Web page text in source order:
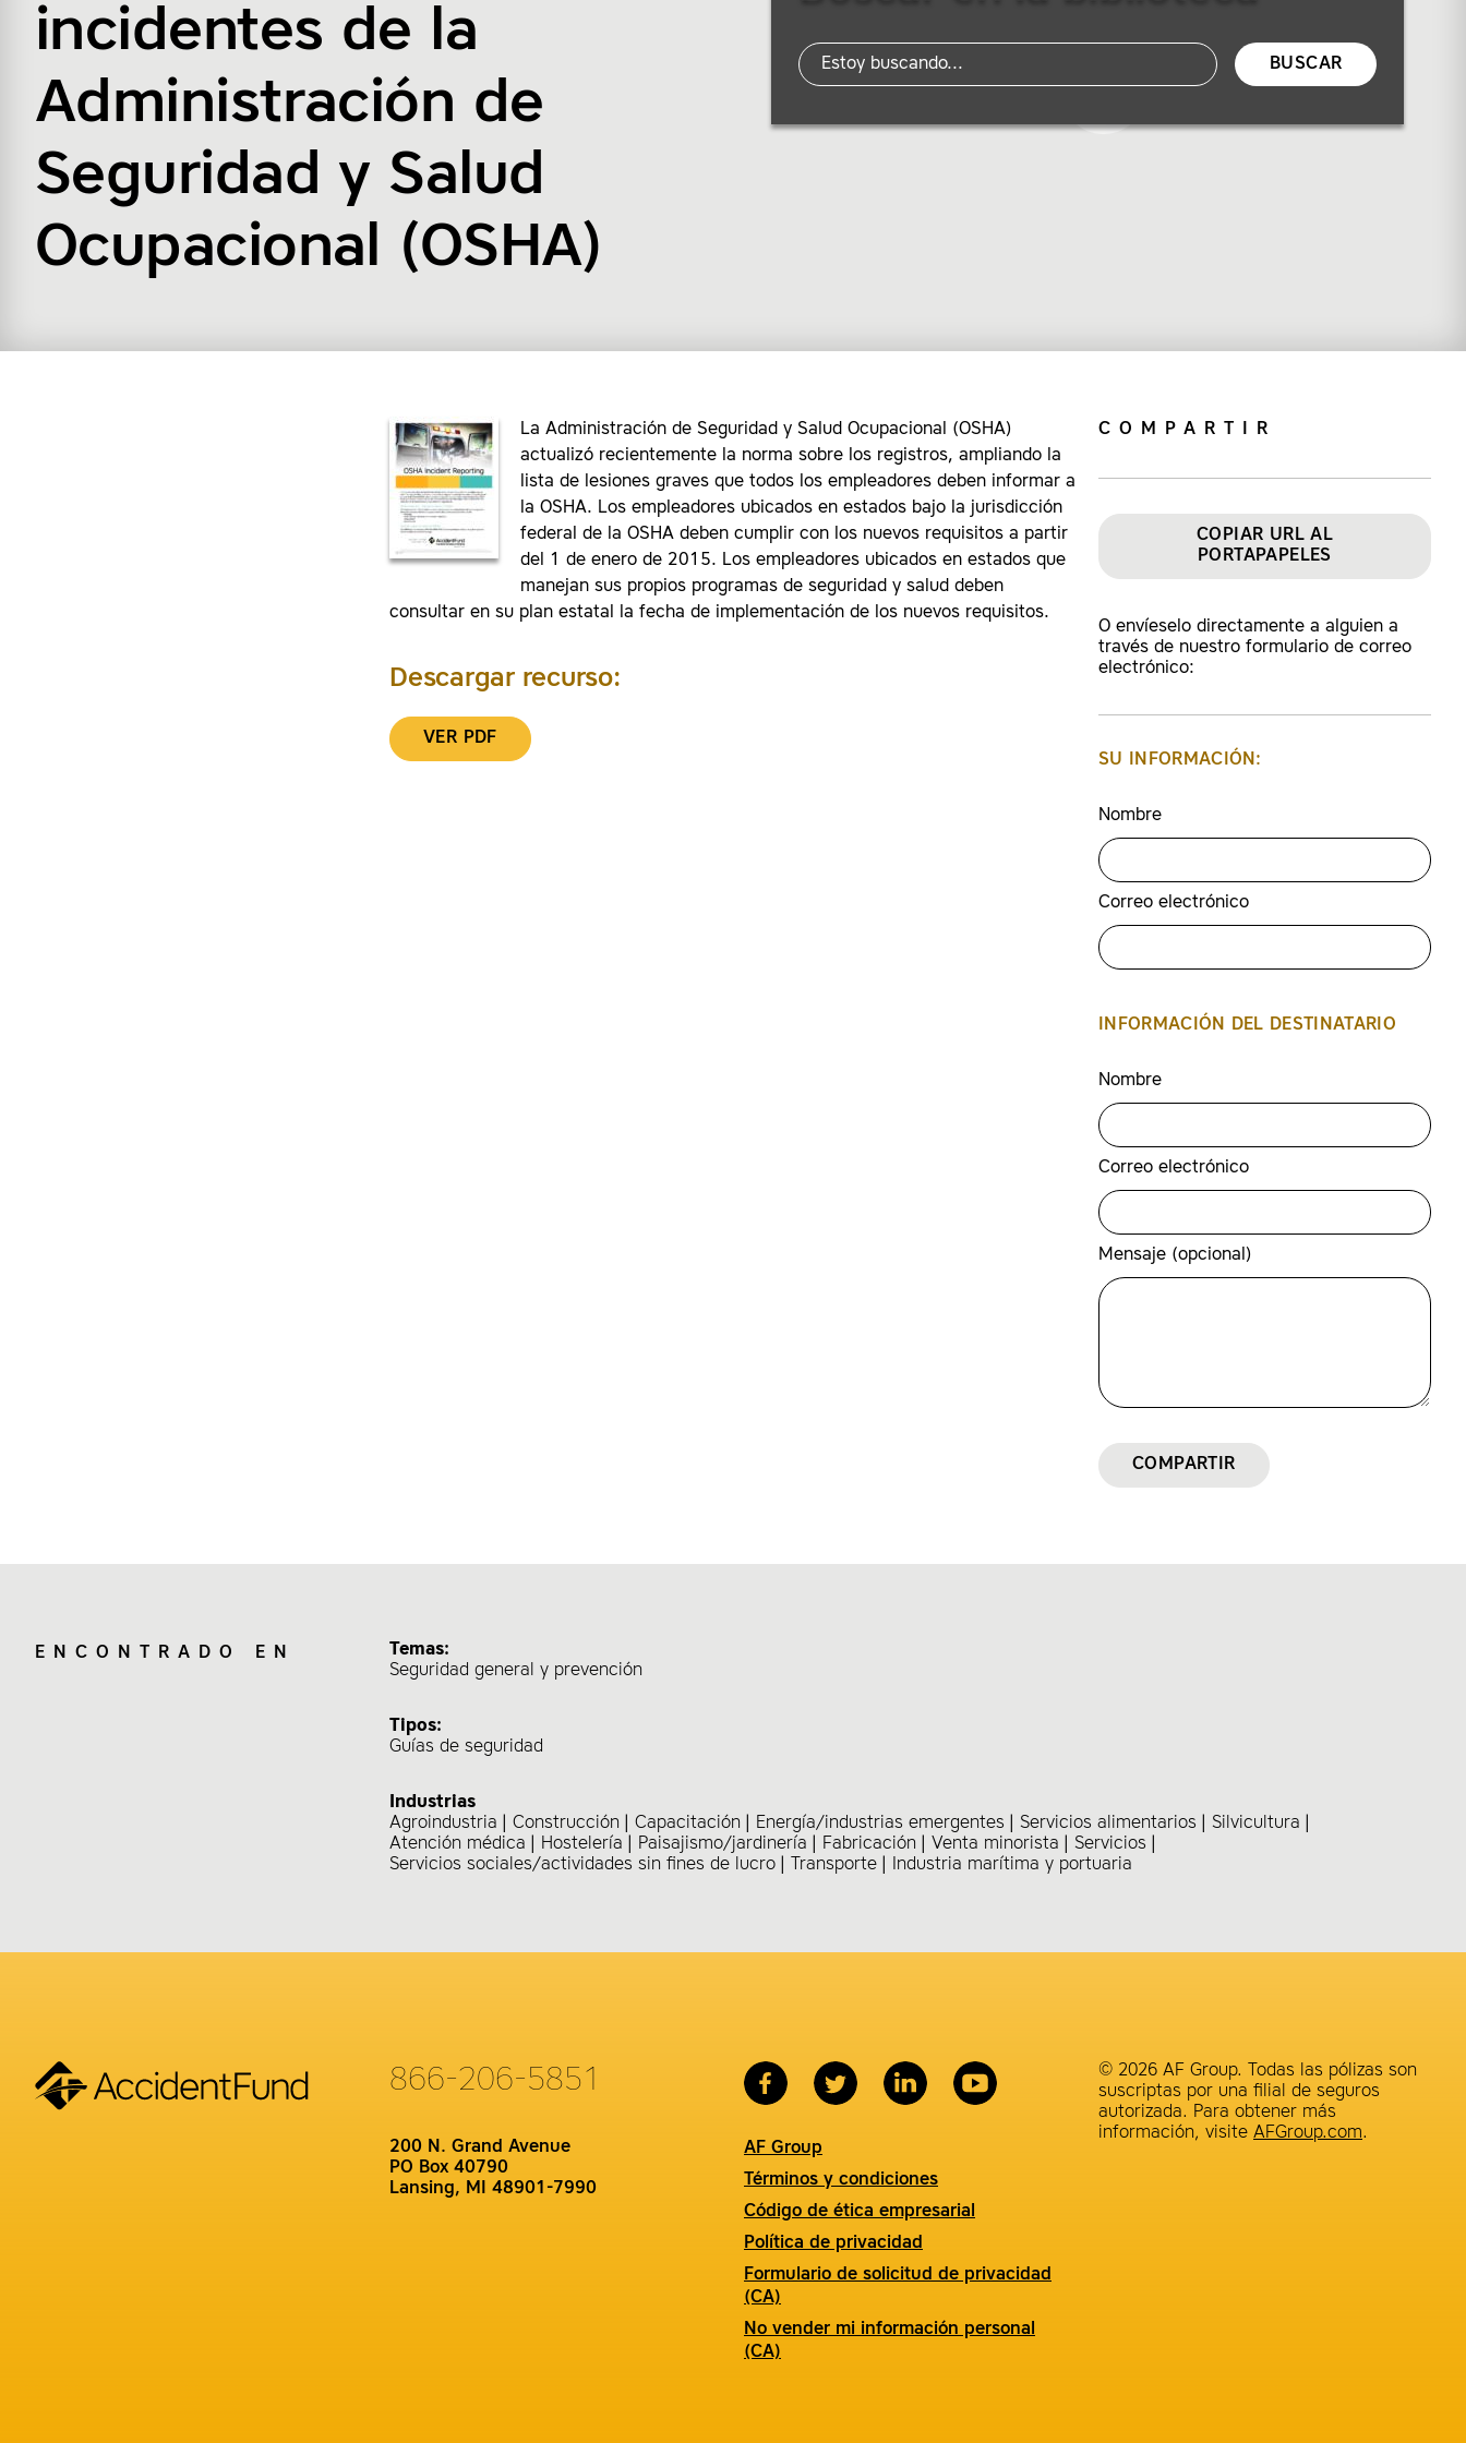
incidentes de la
Administración de
Seguridad y Salud
Ocupacional (OSHA)
BUSCAR
La Administración de Seguridad y Salud Ocupacional (OSHA)
actualizó recientemente la norma sobre los registros, ampliando la
lista de lesiones graves que todos los empleadores deben informar a
la OSHA. Los empleadores ubicados en estados bajo la jurisdicción
federal de la OSHA deben cumplir con los nuevos requisitos a partir
del 1 de enero de 2015. Los empleadores ubicados en estados que
manejan sus propios programas de seguridad y salud deben
consultar en su plan estatal la fecha de implementación de los nuevos requisitos.
Descargar recurso:
VER PDF
COMPARTIR
COPIAR URL AL
PORTAPAPELES
O envíeselo directamente a alguien a
través de nuestro formulario de correo
electrónico:
SU INFORMACIÓN:
Nombre
Correo electrónico
INFORMACIÓN DEL DESTINATARIO
Nombre
Correo electrónico
Mensaje (opcional)
COMPARTIR
ENCONTRADO EN
Temas:
Seguridad general y prevención
Tipos:
Guías de seguridad
Industrias
Agroindustria
Construcción Capacitación Energía/industrias emergentes Servicios alimentarios
Silvicultura
Atención médica
Hostelería Paisajismo/jardinería Fabricación Venta minorista
Servicios
Servicios sociales/actividades sin fines de lucro
Transporte Industria marítima y portuaria
866-206-5851
200 N. Grand Avenue
PO Box 40790
Lansing, MI 48901-7990
AF Group
Términos y condiciones
Código de ética empresarial
Política de privacidad
Formulario de solicitud de privacidad
(CA)
No vender mi información personal
(CA)
© 2026 AF Group. Todas las pólizas son
suscriptas por una filial de seguros
autorizada. Para obtener más
información, visite AFGroup.com.